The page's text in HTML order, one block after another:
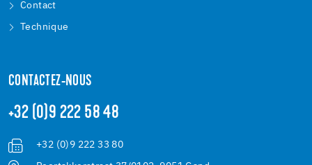
Contact
Technique
CONTACTEZ-NOUS
+32 (0)9 222 58 48
+32 (0)9 222 33 80